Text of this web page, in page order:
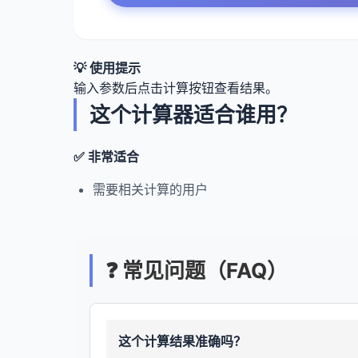
💡 使用提示
输入参数后点击计算按钮查看结果。
这个计算器适合谁用？
✅ 非常适合
需要相关计算的用户
❓ 常见问题（FAQ）
这个计算结果准确吗？